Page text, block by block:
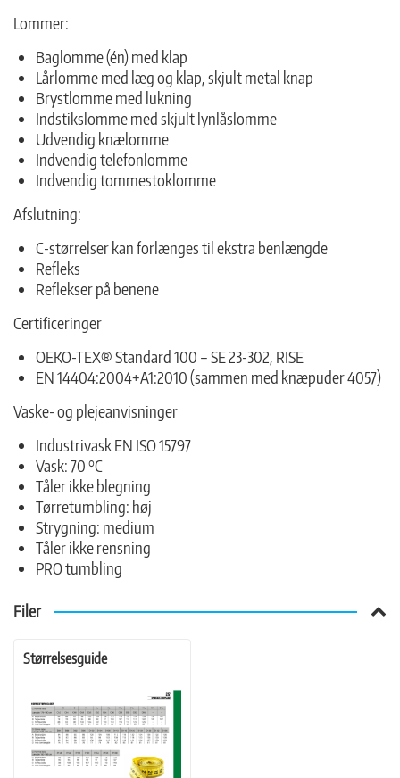
Lommer:
Baglomme (én) med klap
Lårlomme med læg og klap, skjult metal knap
Brystlomme med lukning
Indstikslomme med skjult lynlåslomme
Udvendig knælomme
Indvendig telefonlomme
Indvendig tommestoklomme
Afslutning:
C-størrelser kan forlænges til ekstra benlængde
Refleks
Reflekser på benene
Certificeringer
OEKO-TEX® Standard 100 – SE 23-302, RISE
EN 14404:2004+A1:2010 (sammen med knæpuder 4057)
Vaske- og plejeanvisninger
Industrivask EN ISO 15797
Vask: 70 °C
Tåler ikke blegning
Tørretumbling: høj
Strygning: medium
Tåler ikke rensning
PRO tumbling
Filer
Størrelsesguide